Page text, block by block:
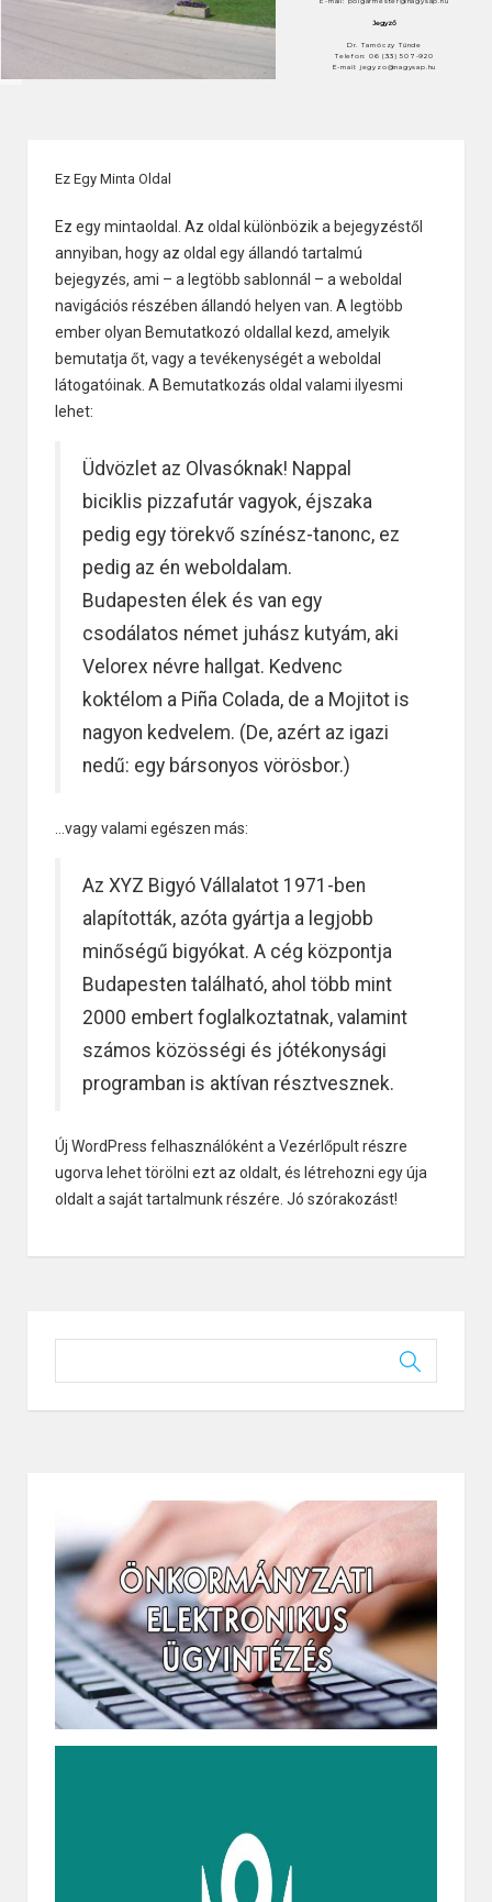
Jegyző
Dr. Tarnóczy Tünde
Telefon: 06 (33) 507-920
E-mail: jegyzo@nagysap.hu
Ez Egy Minta Oldal
Ez egy mintaoldal. Az oldal különbözik a bejegyzéstől
annyiban, hogy az oldal egy állandó tartalmú
bejegyzés, ami – a legtöbb sablonnál – a weboldal
navigációs részében állandó helyen van. A legtöbb
ember olyan Bemutatkozó oldallal kezd, amelyik
bemutatja őt, vagy a tevékenységét a weboldal
látogatóinak. A Bemutatkozás oldal valami ilyesmi
lehet:
Üdvözlet az Olvasóknak! Nappal
biciklis pizzafutár vagyok, éjszaka
pedig egy törekvő színész-tanonc, ez
pedig az én weboldalam.
Budapesten élek és van egy
csodálatos német juhász kutyám, aki
Velorex névre hallgat. Kedvenc
koktélom a Piña Colada, de a Mojitot is
nagyon kedvelem. (De, azért az igazi
nedű: egy bársonyos vörösbor.)
…vagy valami egészen más:
Az XYZ Bigyó Vállalatot 1971-ben
alapították, azóta gyártja a legjobb
minőségű bigyókat. A cég központja
Budapesten található, ahol több mint
2000 embert foglalkoztatnak, valamint
számos közösségi és jótékonysági
programban is aktívan résztvesznek.
Új WordPress felhasználóként aVezérlőpultrészre
ugorva lehet törölni ezt az oldalt, és létrehozni egy úja
oldalt a saját tartalmunk részére. Jó szórakozást!